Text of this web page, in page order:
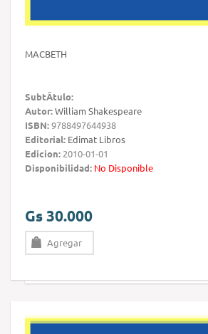
MACBETH
SubtÃ­tulo:
Autor:William Shakespeare
ISBN:9788497644938
Editorial: Edimat Libros
Edicion: 2010-01-01
Disponibilidad: No Disponible
Gs 30.000
Agregar